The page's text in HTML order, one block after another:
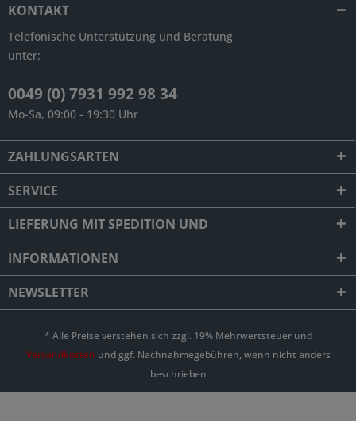
KONTAKT
Telefonische Unterstützung und Beratung
unter:
0049 (0) 7931 992 98 34
Mo-Sa, 09:00 - 19:30 Uhr
ZAHLUNGSARTEN
SERVICE
LIEFERUNG MIT SPEDITION UND
INFORMATIONEN
NEWSLETTER
* Alle Preise verstehen sich zzgl. 19% Mehrwertsteuer und
Versandkosten und ggf. Nachnahmegebühren, wenn nicht anders
beschrieben